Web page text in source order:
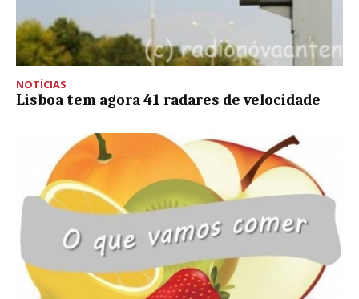
NOTÍCIAS
Lisboa tem agora 41 radares de velocidade